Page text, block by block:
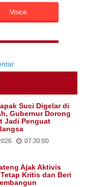
Voice
Suci Digelar di
Gubernur Dorong
Jadi Penguat
07:30:00
Ajak Aktivis
Kritis dan Beri